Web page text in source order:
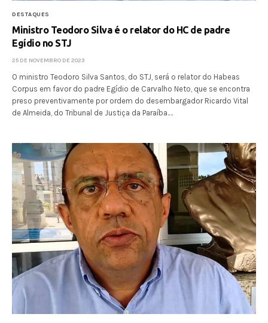
DESTAQUES
Ministro Teodoro Silva é o relator do HC de padre
Egídio no STJ
25 DE NOVEMBRO DE 2023
O ministro Teodoro Silva Santos, do STJ, será o relator do Habeas
Corpus em favor do padre Egídio de Carvalho Neto, que se encontra
preso preventivamente por ordem do desembargador Ricardo Vital
de Almeida, do Tribunal de Justiça da Paraíba.…